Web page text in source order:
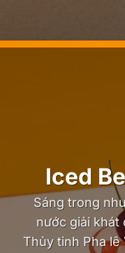
Iced
Sáng trong
nước giải khát
Thủy tinh Pha